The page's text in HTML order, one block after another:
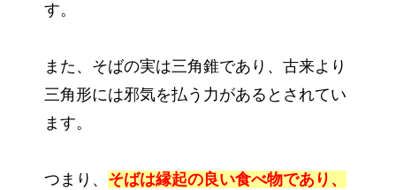
す。
また、そばの実は三角錐であり、古来より
三角形には邪気を払う力があるとされてい
ます。
つまり、 そばは縁起の良い食べ物であり、